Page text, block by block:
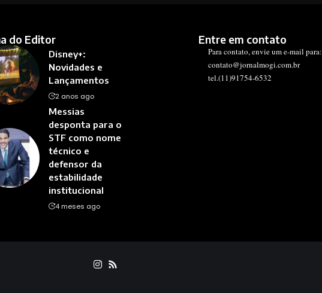
do Editor
Disney+:
Novidades e
Lançamentos
2 anos ago
Messias
desponta para o
STF como nome
técnico e
defensor da
estabilidade
institucional
4 meses ago
Entre em contato
Para contato, envie um e-mail para:
contato@jornalmogi.com.br
tel.(11)91754-6532